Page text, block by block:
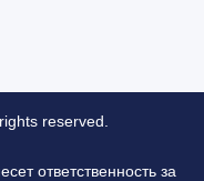
reserved.
ответственность за